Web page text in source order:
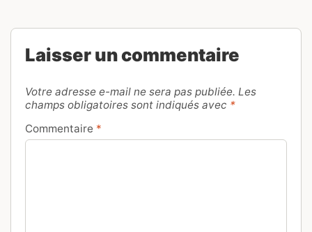
Laisser un commentaire
Votre adresse e-mail ne sera pas publiée. Les
champs obligatoires sont indiqués avec *
Commentaire *